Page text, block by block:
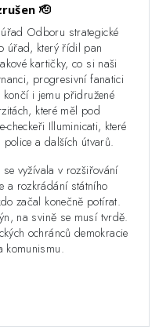
🫡
Odboru strategické
úřad, který řídil pan
kartičky, co si naši
progresivní fanatici
i jemu přidružené
které měl pod
checkeři Illuminicati, které
a dalších útvarů.
se vyžívala v rozšiřování
a rozkrádání státního
začal konečně potírat.
na svině se musí tvrdě.
ochránců demokracie
komunismu.